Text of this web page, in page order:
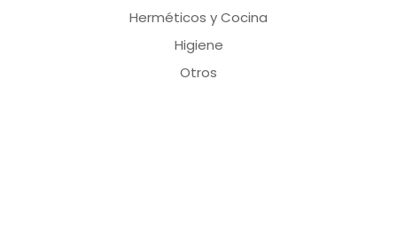
Herméticos y Cocina
Higiene
Otros